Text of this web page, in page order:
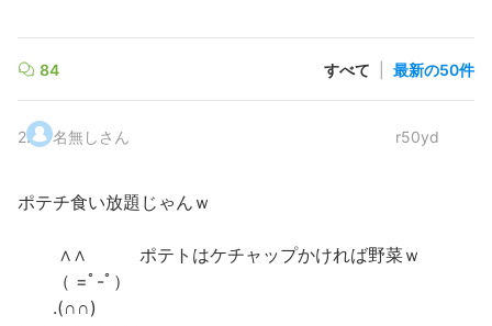
84 すべて 最新の50件
2. 名無しさん r50yd
ポテチ食い放題じゃんｗ
∧∧ ポテトはケチャップかければ野菜ｗ
（ =ﾟ-ﾟ）
.(∩∩)